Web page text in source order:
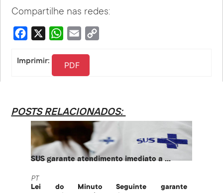
Compartilhe nas redes:
Facebook WhatsApp
Email
Imprimir: PDF
POSTS RELACIONADOS:
SUS garante atendimento imediato a ...
PT
Lei do Minuto Seguinte garante